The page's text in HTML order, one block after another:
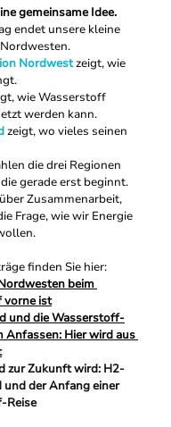
gemeinsame Idee.
endet unsere kleine
Nordwest zeigt, wie
wie Wasserstoff
werden kann.
zeigt, wo vieles seinen
die drei Regionen
gerade erst beginnt.
Zusammenarbeit,
Frage, wie wir Energie
finden Sie hier:
beim
vorne ist
und die Wasserstoff-
Anfassen: Hier wird aus
zur Zukunft wird: H2-
und der Anfang einer
Reise